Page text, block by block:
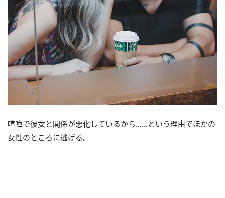
喧嘩で彼女と関係が悪化しているから……という理由でほかの
女性のところに逃げる。